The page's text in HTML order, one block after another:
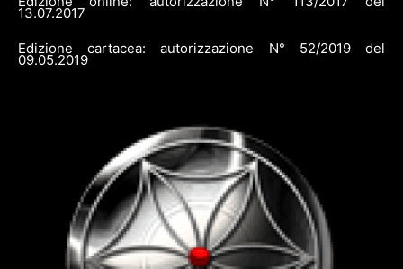
13.07.2017
Edizione cartacea: autorizzazione N° 52/2019 del
09.05.2019